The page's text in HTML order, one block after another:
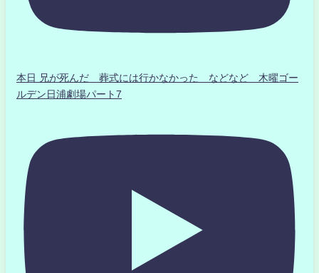
本日 兄が死んだ 葬式には行かなかった などなど 木曜ゴー
ルデン日浦劇場パート7